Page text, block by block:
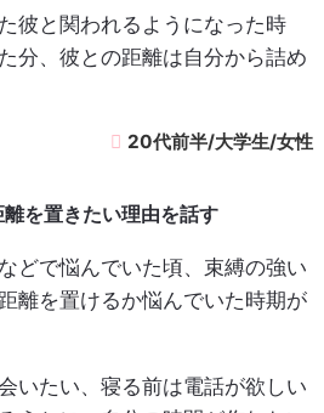
彼と関われるようになった時
分、彼との距離は自分から詰め
20代前半/大学生/女性
を置きたい理由を話す
どで悩んでいた頃、束縛の強い
離を置けるか悩んでいた時期が
いたい、寝る前は電話が欲しい